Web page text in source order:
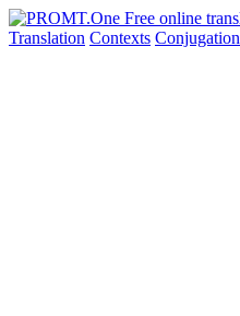
Translation Contexts Conjugation